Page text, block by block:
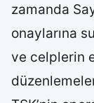
zamanda
onaylarına
ve celplerin